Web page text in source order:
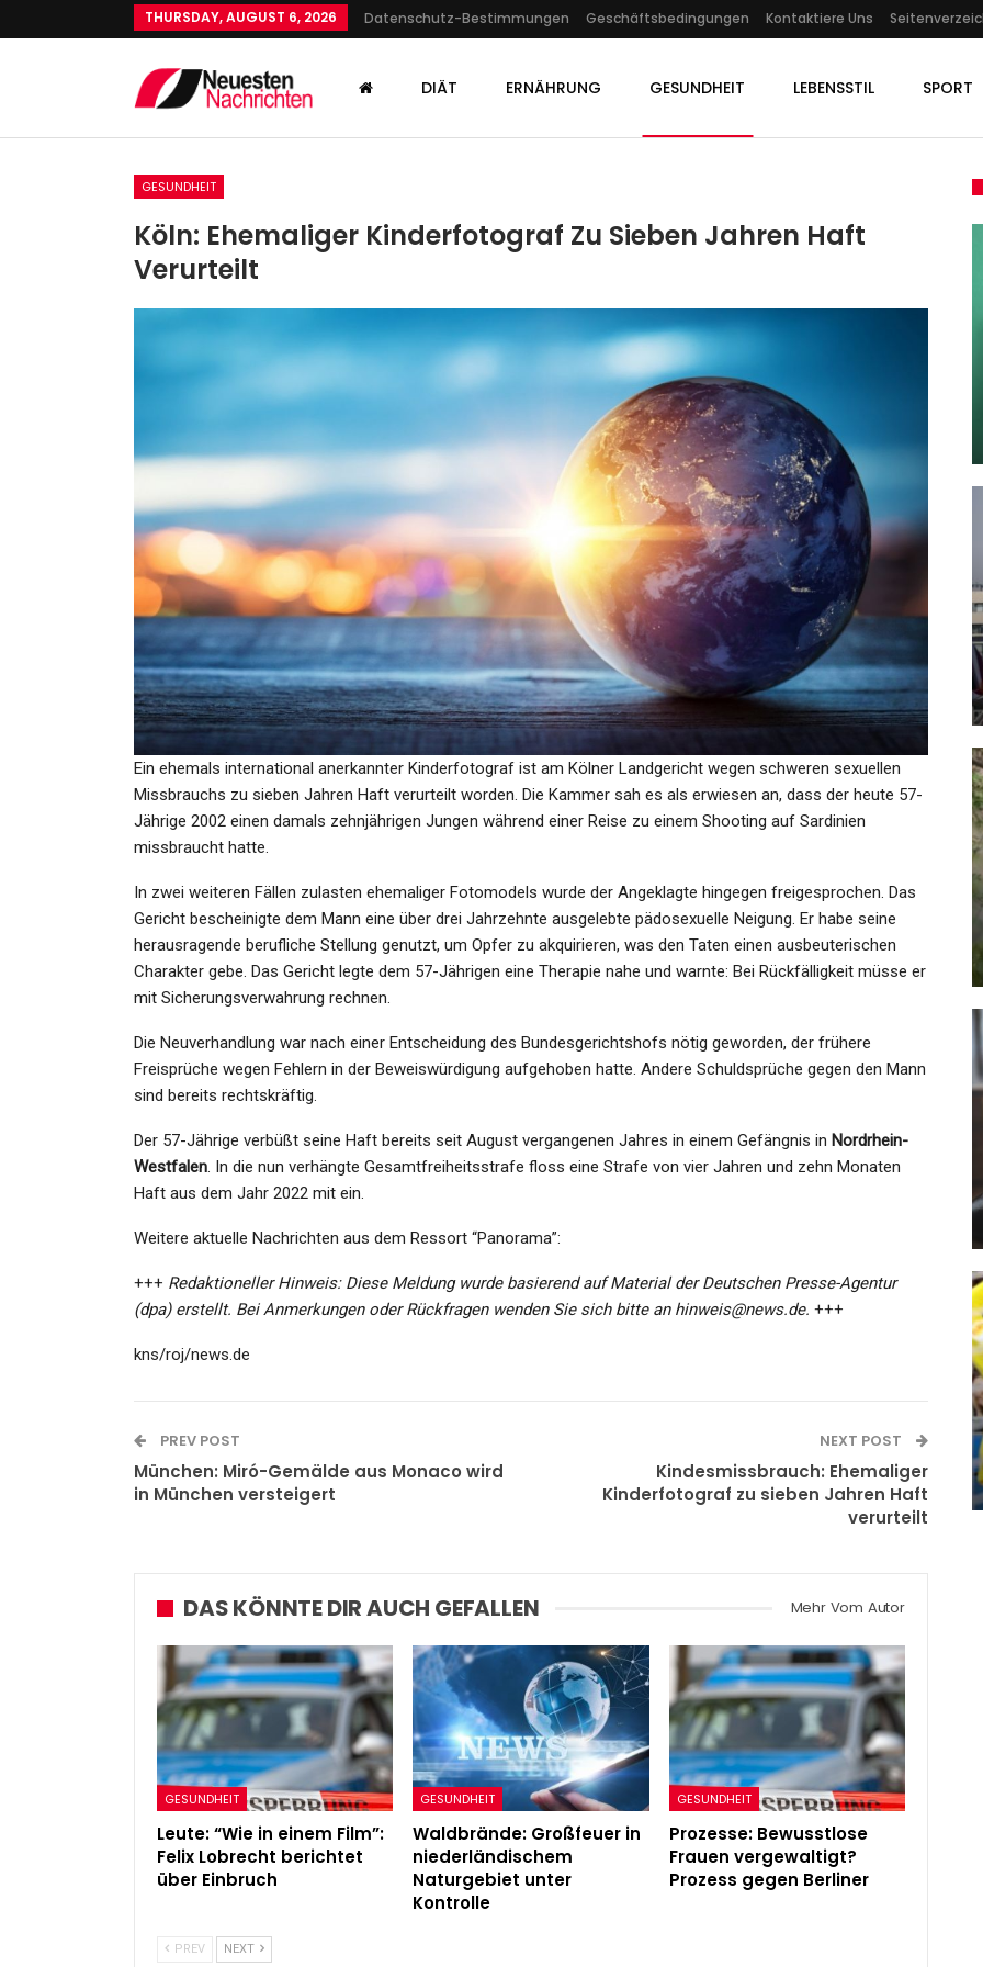
THURSDAY, AUGUST 6, 2026 Datenschutz-Bestimmungen Geschäftsbedingungen Kontaktiere Uns
DIÄT ERNÄHRUNG GESUNDHEIT LEBENSSTIL SPORT
GESUNDHEIT
Köln: Ehemaliger Kinderfotograf Zu Sieben Jahren Haft
Verurteilt
Ein ehemals international anerkannter Kinderfotograf ist am Kölner Landgericht wegen schweren sexuellen
Missbrauchs zu sieben Jahren Haft verurteilt worden. Die Kammer sah es als erwiesen an, dass der heute 57-
Jährige 2002 einen damals zehnjährigen Jungen während einer Reise zu einem Shooting auf Sardinien
missbraucht hatte.
In zwei weiteren Fällen zulasten ehemaliger Fotomodels wurde der Angeklagte hingegen freigesprochen. Das
Gericht bescheinigte dem Mann eine über drei Jahrzehnte ausgelebte pädosexuelle Neigung. Er habe seine
herausragende berufliche Stellung genutzt, um Opfer zu akquirieren, was den Taten einen ausbeuterischen
Charakter gebe. Das Gericht legte dem 57-Jährigen eine Therapie nahe und warnte: Bei Rückfälligkeit müsse er
mit Sicherungsverwahrung rechnen.
Die Neuverhandlung war nach einer Entscheidung des Bundesgerichtshofs nötig geworden, der frühere
Freisprüche wegen Fehlern in der Beweiswürdigung aufgehoben hatte. Andere Schuldsprüche gegen den Mann
sind bereits rechtskräftig.
Der 57-Jährige verbüßt seine Haft bereits seit August vergangenen Jahres in einem Gefängnis in Nordrhein-
Westfalen. In die nun verhängte Gesamtfreiheitsstrafe floss eine Strafe von vier Jahren und zehn Monaten
Haft aus dem Jahr 2022 mit ein.
Weitere aktuelle Nachrichten aus dem Ressort “Panorama”:
+++ Redaktioneller Hinweis: Diese Meldung wurde basierend auf Material der Deutschen Presse-Agentur
(dpa) erstellt. Bei Anmerkungen oder Rückfragen wenden Sie sich bitte an hinweis@news.de. +++
kns/roj/news.de
PREV POST
München: Miró-Gemälde aus Monaco wird
in München versteigert
NEXT POST
Kindesmissbrauch: Ehemaliger
Kinderfotograf zu sieben Jahren Haft
verurteilt
DAS KÖNNTE DIR AUCH GEFALLEN Mehr Vom Autor
GESUNDHEIT
Leute: “Wie in einem Film”:
Felix Lobrecht berichtet
über Einbruch
GESUNDHEIT
Waldbrände: Großfeuer in
niederländischem
Naturgebiet unter
Kontrolle
GESUNDHEIT
Prozesse: Bewusstlose
Frauen vergewaltigt?
Prozess gegen Berliner
PREV NEXT
Im Kino: „Die Tribute Von Panem
– The Ballad Of Songbirds…
KULTUR
Was Am Set Von „Manta
Manta“ Geschah: Til Schweiger
Ist…
Admin Oct 25, 2023
Tornados In Deutschland 2021:
Hunderte Tote Möglich!…
Admin Jun 25, 2021
SPORT
Erstklassig, Diese Zweite Liga
Admin Jul 18, 2026
Berlin Zahlt Für Private
„Kunsthalle“
Admin Feb 7, 2022
SPORT
Judoka Timo Cavelius Über
Seine Homosexualität: Ich Bin
Admin Jun 8, 2026
Tragödie In Polen: Gruppe
Suchte Schutz Vor Gewitter! 5…
Admin Jul 18, 2023
Winter-Wetter In Deutschland
Aktuell: Schneefront Im…
Komponist Wolfgang Rihm Ist…
Admin Jul 27, 2024